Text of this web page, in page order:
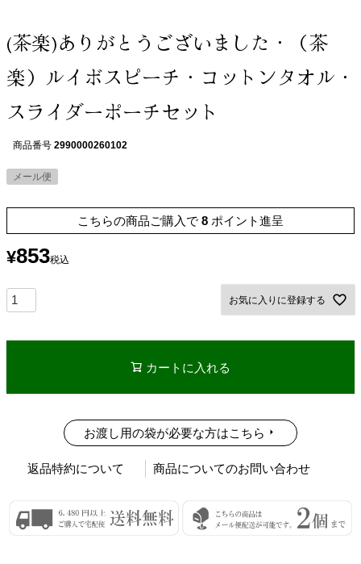
(茶楽)ありがとうございました・（茶
楽）ルイボスピーチ・コットンタオル・
スライダーポーチセット
商品番号 2990000260102
メール便
こちらの商品ご購入で 8 ポイント進呈
¥853税込
お気に入りに登録する
カートに入れる
お渡し用の袋が必要な方はこちら
返品特約について 商品についてのお問い合わせ